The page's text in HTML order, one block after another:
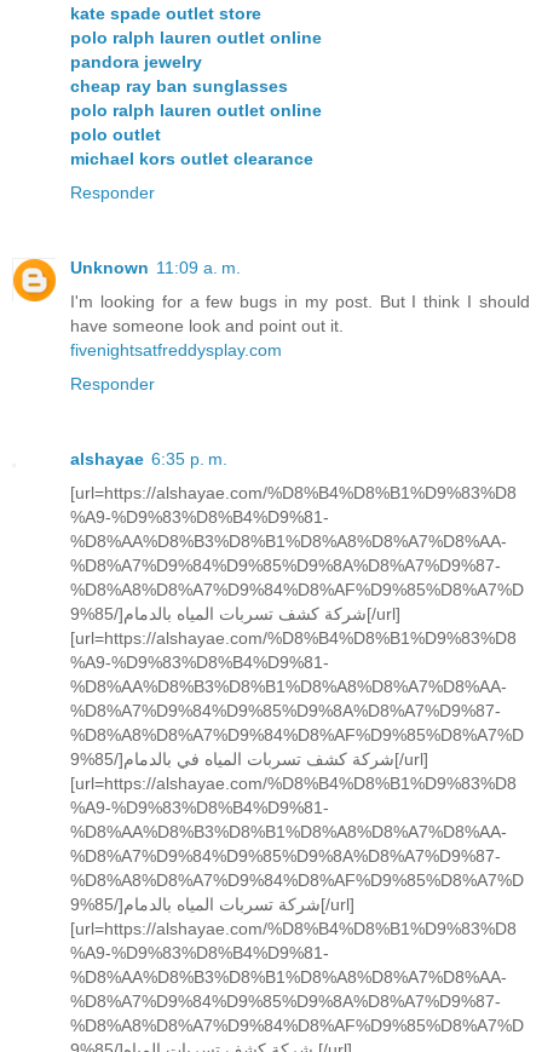
kate spade outlet store
polo ralph lauren outlet online
pandora jewelry
cheap ray ban sunglasses
polo ralph lauren outlet online
polo outlet
michael kors outlet clearance
Responder
Unknown 11:09 a. m.
I'm looking for a few bugs in my post. But I think I should
have someone look and point out it.
fivenightsatfreddysplay.com
Responder
alshayae 6:35 p. m.
[url=https://alshayae.com/%D8%B4%D8%B1%D9%83%D8
%A9-%D9%83%D8%B4%D9%81-
%D8%AA%D8%B3%D8%B1%D8%A8%D8%A7%D8%AA-
%D8%A7%D9%84%D9%85%D9%8A%D8%A7%D9%87-
%D8%A8%D8%A7%D9%84%D8%AF%D9%85%D8%A7%D
9%85/]شركة كشف تسربات المياه بالدمام[/url]
[url=https://alshayae.com/%D8%B4%D8%B1%D9%83%D8
%A9-%D9%83%D8%B4%D9%81-
%D8%AA%D8%B3%D8%B1%D8%A8%D8%A7%D8%AA-
%D8%A7%D9%84%D9%85%D9%8A%D8%A7%D9%87-
%D8%A8%D8%A7%D9%84%D8%AF%D9%85%D8%A7%D
9%85/]شركة كشف تسربات المياه في بالدمام[/url]
[url=https://alshayae.com/%D8%B4%D8%B1%D9%83%D8
%A9-%D9%83%D8%B4%D9%81-
%D8%AA%D8%B3%D8%B1%D8%A8%D8%A7%D8%AA-
%D8%A7%D9%84%D9%85%D9%8A%D8%A7%D9%87-
%D8%A8%D8%A7%D9%84%D8%AF%D9%85%D8%A7%D
9%85/]شركة تسربات المياه بالدمام[/url]
[url=https://alshayae.com/%D8%B4%D8%B1%D9%83%D8
%A9-%D9%83%D8%B4%D9%81-
%D8%AA%D8%B3%D8%B1%D8%A8%D8%A7%D8%AA-
%D8%A7%D9%84%D9%85%D9%8A%D8%A7%D9%87-
%D8%A8%D8%A7%D9%84%D8%AF%D9%85%D8%A7%D